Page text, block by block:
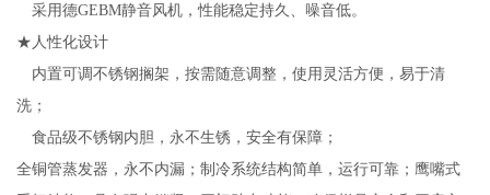
采用德GEBM静音风机，性能稳定持久、噪音低。
★人性化设计
内置可调不锈钢搁架，按需随意调整，使用灵活方便，易于清
洗；
食品级不锈钢内胆，永不生锈，安全有保障；
全铜管蒸发器，永不内漏；制冷系统结构简单，运行可靠；鹰嘴式